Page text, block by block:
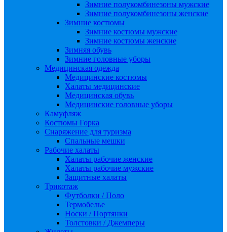
Зимние полукомбинезоны мужские
Зимние полукомбинезоны женские
Зимние костюмы
Зимние костюмы мужские
Зимние костюмы женские
Зимняя обувь
Зимние головные уборы
Медицинская одежда
Медицинские костюмы
Халаты медицинские
Медицинская обувь
Медицинские головные уборы
Камуфляж
Костюмы Горка
Снаряжение для туризма
Спальные мешки
Рабочие халаты
Халаты рабочие женские
Халаты рабочие мужские
Защитные халаты
Трикотаж
Футболки / Поло
Термобелье
Носки / Портянки
Толстовки / Джемперы